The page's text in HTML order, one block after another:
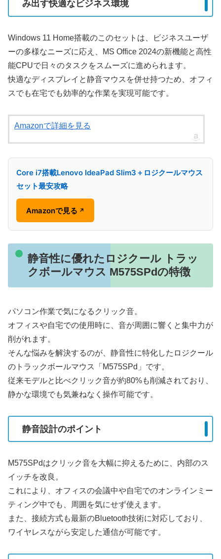
み出す快適なビジネス環境
Windows 11 Home搭載のこのセットは、ビジネスユーザ
ーの多様なニーズに応え、MS Office 2024の新機能と高性
能CPUで日々のタスクをスムーズに進められます。
快適なディスプレイと静音マウスを併せ持つため、オフィ
スでも在宅でも効率的な作業を実現可能です。
Amazonで詳細を見る
Core i7搭載Lenovo IdeaPad Slim3＋ロジクールマウス
セット最安攻略
Amazonで見る ↗
静音性に優れたロジクール トラッ
クボールマウス M575SPdの特徴
パソコン作業で気になるクリック音。
オフィスや自宅での使用時に、音が周囲に響くと集中力が
削がれます。
そんな悩みを解決するのが、静音性に特化したロジクール
のトラックボールマウス「M575SPd」です。
従来モデルと比べクリック音が約80%も削減されており、
静かな環境でも気兼ねなく操作可能です。
静音設計のポイント
M575SPdはクリック音を大幅に抑えるために、内部のス
イッチを改良。
これにより、オフィスの会議中や自宅でのオンラインミー
ティング中でも、周囲を気にせず使えます。
また、接続方式も最新のBluetooth技術に対応しており、
ワイヤレスながら安定した通信が可能です。